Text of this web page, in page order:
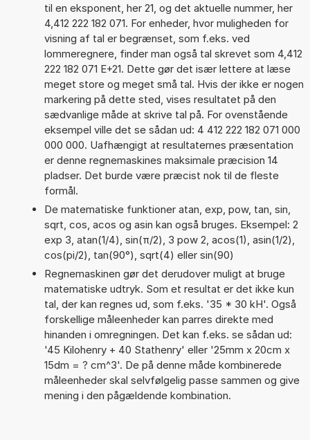
til en eksponent, her 21, og det aktuelle nummer, her
4,412 222 182 071. For enheder, hvor muligheden for
visning af tal er begrænset, som f.eks. ved
lommeregnere, finder man også tal skrevet som 4,412
222 182 071 E+21. Dette gør det især lettere at læse
meget store og meget små tal. Hvis der ikke er nogen
markering på dette sted, vises resultatet på den
sædvanlige måde at skrive tal på. For ovenstående
eksempel ville det se sådan ud: 4 412 222 182 071 000
000 000. Uafhængigt at resultaternes præsentation
er denne regnemaskines maksimale præcision 14
pladser. Det burde være præcist nok til de fleste
formål.
De matematiske funktioner atan, exp, pow, tan, sin,
sqrt, cos, acos og asin kan også bruges. Eksempel: 2
exp 3, atan(1/4), sin(π/2), 3 pow 2, acos(1), asin(1/2),
cos(pi/2), tan(90°), sqrt(4) eller sin(90)
Regnemaskinen gør det derudover muligt at bruge
matematiske udtryk. Som et resultat er det ikke kun
tal, der kan regnes ud, som f.eks. '35 * 30 kH'. Også
forskellige måleenheder kan parres direkte med
hinanden i omregningen. Det kan f.eks. se sådan ud:
'45 Kilohenry + 40 Stathenry' eller '25mm x 20cm x
15dm = ? cm^3'. De på denne måde kombinerede
måleenheder skal selvfølgelig passe sammen og give
mening i den pågældende kombination.